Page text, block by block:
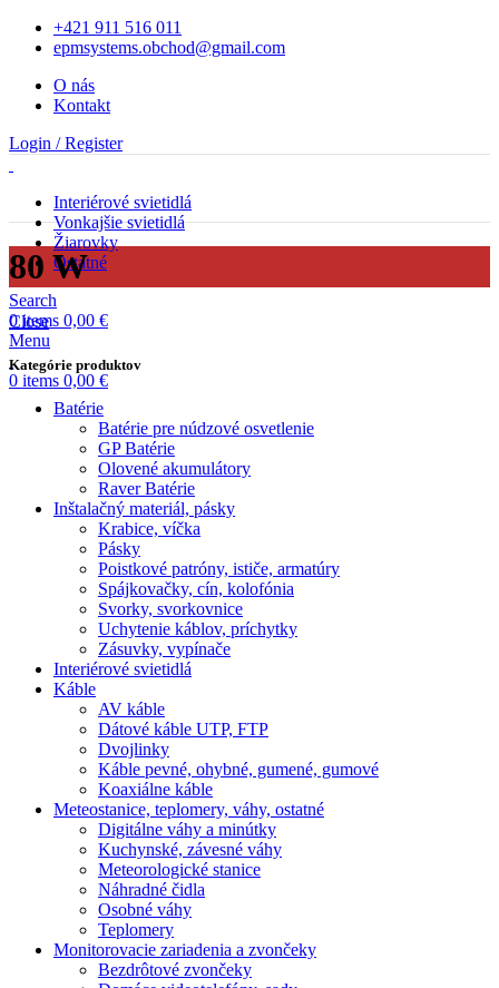
+421 911 516 011
epmsystems.obchod@gmail.com
O nás
Kontakt
Login / Register
Interiérové svietidlá
Vonkajšie svietidlá
Žiarovky
Ostatné
Search
0items 0,00 €
Menu
0 items 0,00 €
80 W
Close
Kategórie produktov
Batérie
Batérie pre núdzové osvetlenie
GP Batérie
Olovené akumulátory
Raver Batérie
Inštalačný materiál, pásky
Krabice, víčka
Pásky
Poistkové patróny, ističe, armatúry
Spájkovačky, cín, kolofónia
Svorky, svorkovnice
Uchytenie káblov, príchytky
Zásuvky, vypínače
Interiérové svietidlá
Káble
AV káble
Dátové káble UTP, FTP
Dvojlinky
Káble pevné, ohybné, gumené, gumové
Koaxiálne káble
Meteostanice, teplomery, váhy, ostatné
Digitálne váhy a minútky
Kuchynské, závesné váhy
Meteorologické stanice
Náhradné čidla
Osobné váhy
Teplomery
Monitorovacie zariadenia a zvončeky
Bezdrôtové zvončeky